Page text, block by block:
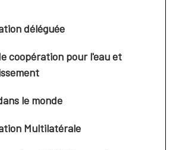
déléguée
coopération pour l'eau et
le monde
Multilatérale